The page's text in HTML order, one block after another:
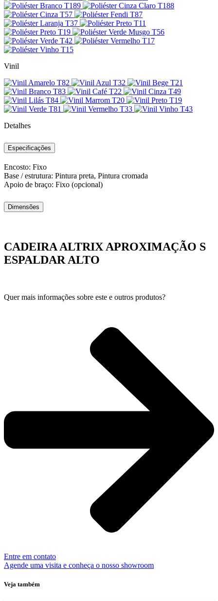
Vinil
Detalhes
Especificações
Encosto: Fixo
Base / estrutura: Pintura preta, Pintura cromada
Apoio de braço: Fixo (opcional)
Dimensões
CADEIRA ALTRIX APROXIMAÇÃO S
ESPALDAR ALTO
Quer mais informações sobre este e outros produtos?
Entre em contato
Agende uma visita e conheça o nosso showroom
Veja também